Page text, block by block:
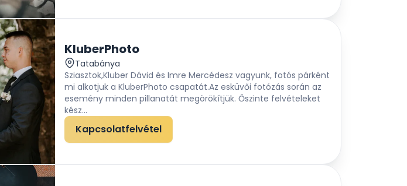
KluberPhoto
Tatabánya
Sziasztok,Kluber Dávid és Imre Mercédesz vagyunk, fotós párként
mi alkotjuk a KluberPhoto csapatát.Az esküvői fotózás során az
esemény minden pillanatát megörökítjük. Őszinte felvételeket
kész...
Kapcsolatfelvétel